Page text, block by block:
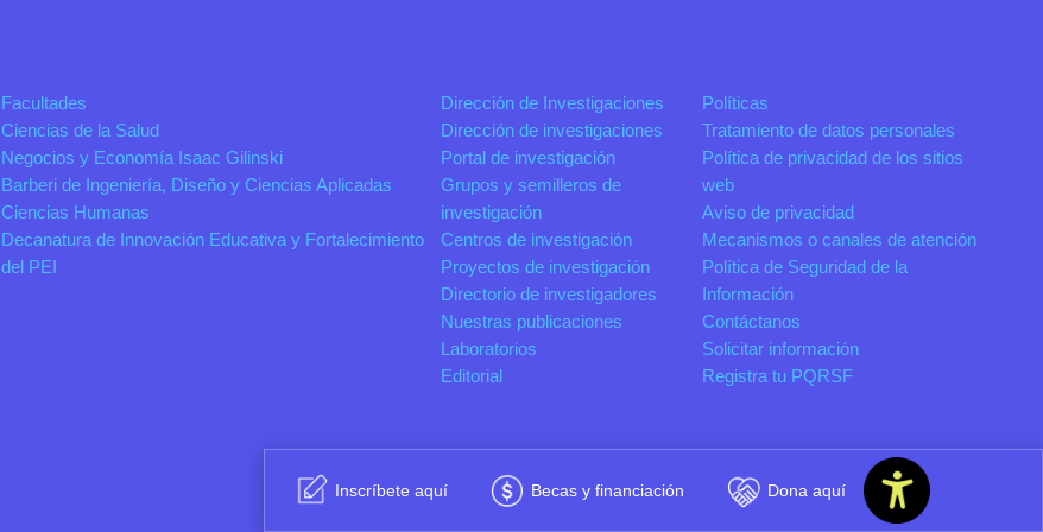
Facultades
Ciencias de la Salud
Negocios y Economía Isaac Gilinski
Barberi de Ingeniería, Diseño y Ciencias Aplicadas
Ciencias Humanas
Decanatura de Innovación Educativa y Fortalecimiento
del PEI
Dirección de Investigaciones
Dirección de investigaciones
Portal de investigación
Grupos y semilleros de
investigación
Centros de investigación
Proyectos de investigación
Directorio de investigadores
Nuestras publicaciones
Laboratorios
Editorial
Políticas
Tratamiento de datos personales
Política de privacidad de los sitios
web
Aviso de privacidad
Mecanismos o canales de atención
Política de Seguridad de la
Información
Contáctanos
Solicitar información
Registra tu PQRSF
Inscríbete aquí Becas y financiación Dona aquí